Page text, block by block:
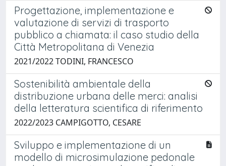
Progettazione, implementazione e
valutazione di servizi di trasporto
pubblico a chiamata: il caso studio della
Città Metropolitana di Venezia
2021/2022 TODINI, FRANCESCO
Sostenibilità ambientale della
distribuzione urbana delle merci: analisi
della letteratura scientifica di riferimento
2022/2023 CAMPIGOTTO, CESARE
Sviluppo e implementazione di un
modello di microsimulazione pedonale